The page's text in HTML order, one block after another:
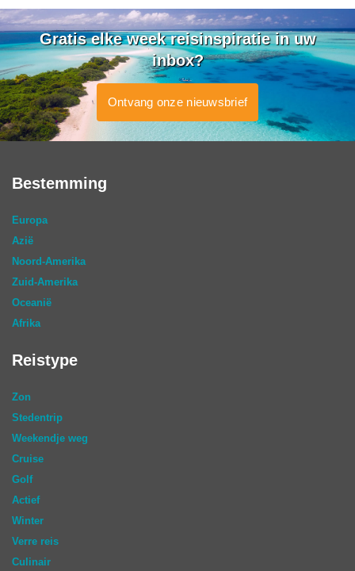
Gratis elke week reisinspiratie in uw
inbox?
Ontvang onze nieuwsbrief
Bestemming
Europa
Azië
Noord-Amerika
Zuid-Amerika
Oceanië
Afrika
Reistype
Zon
Stedentrip
Weekendje weg
Cruise
Golf
Actief
Winter
Verre reis
Culinair